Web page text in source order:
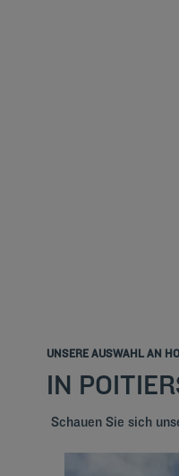
UNSERE AUSWAHL AN
IN
Schauen Sie sich